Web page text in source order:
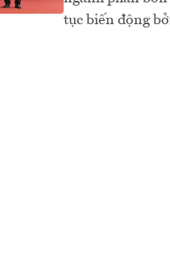
tục biến động